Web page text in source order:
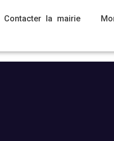
Contacter la mairie